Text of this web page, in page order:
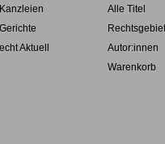
Aktuell
Alle Titel
Autor:innen
Warenkorb